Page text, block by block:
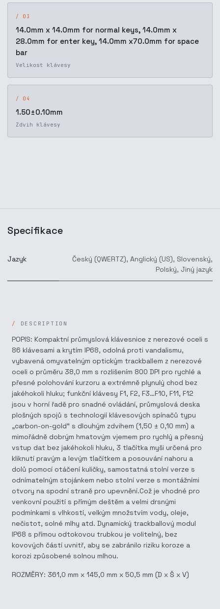
/ 03
14.0mm x 14.0mm for normal keys, 14.0mm x
28.0mm for enter key, 14.0mm x70.0mm for space
bar
Velikost klávesy
/ 04
1.50±0.10mm
Zdvih klávesy
Specifikace
Jazyk Český (QWERTZ), Anglický (US), Slovenský,
Polský, Jiný jazyk
DESCRIPTION
POPIS: Kompaktní průmyslová klávesnice z nerezové oceli s
86 klávesami a krytím IP68, odolná proti vandalismu,
vybavená omyvatelným optickým trackballem z nerezové
oceli o průměru 38,0 mm s rozlišením 800 DPI pro rychlé a
přesné polohování kurzoru a extrémně plynulý chod bez
jakéhokoli hluku; funkční klávesy F1, F2, F3…F10, F11, F12
jsou v horní řadě pro snadné ovládání, průmyslová deska
plošných spojů s technologií klávesových spínačů typu
„carbon-on-gold“ s dlouhým zdvihem (1,50 ± 0,10 mm) a
mimořádně dobrým hmatovým vjemem pro rychlý a přesný
vstup dat bez jakéhokoli hluku, 3 tlačítka myši určená pro
kliknutí pravým a levým tlačítkem a posouvání nahoru a
dolů pomocí otáčení kuličky, samostatná stolní verze s
odnímatelným stojánkem nebo stolní verze s montážními
otvory na spodní straně pro upevnění.Což je vhodné pro
venkovní použití s přímým deštěm a velmi drsnými
podmínkami s vlhkostí, velkým množstvím vody, oleje,
nečistot, solné mlhy atd. Dynamický trackballový modul
IP68 s přímou odtokovou trubkou je volitelný, bez
kovových částí uvnitř, aby se zabránilo riziku koroze a
korozi způsobené solnou mlhou.
ROZMĚRY: 361,0 mm x 145,0 mm x 50,5 mm (D x Š x V)